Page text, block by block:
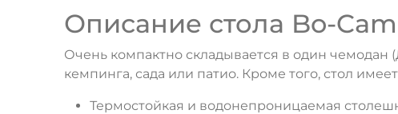
Описание стола Bo-
Очень компактно складывается в один чемодан
кемпинга, сада или патио. Кроме того, стол
Термостойкая и водонепроницаемая